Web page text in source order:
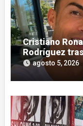
Cristiano
Rodríguez
agosto 5, 2026